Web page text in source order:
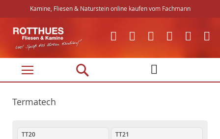
Kamine, Fliesen & Naturstein online kaufen vom Fachmann
Direkt
zum
Inhalt
Termatech
TT20 TT21